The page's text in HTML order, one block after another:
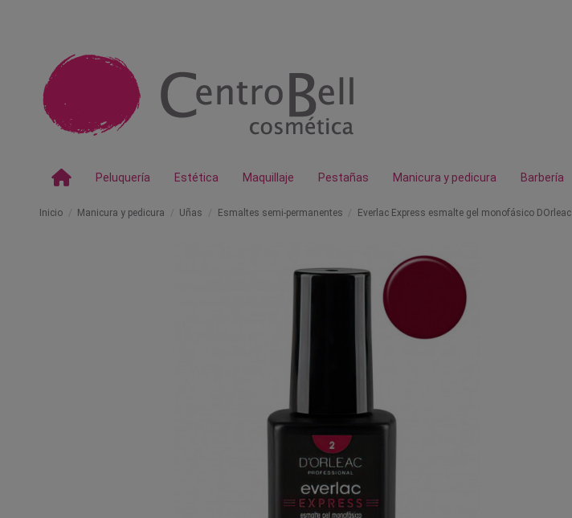
Peluquería Estética Maquillaje Pestañas Manicura y pedicura Barbería
Inicio Manicura y pedicura Uñas Esmaltes semi-permanentes Everlac Express esmalte gel monofásico DOrleac